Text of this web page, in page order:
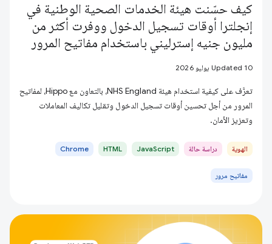
كيف حسّنت هيئة الخدمات الصحية الوطنية في
إنجلترا أوقات تسجيل الدخول ووفرت أكثر من
مليون جنيه إسترليني باستخدام مفاتيح المرور
Updated 10 يوليو 2026
تعرَّف على كيفية استخدام هيئة NHS England، بالتعاون مع Hippo، لمفاتيح
المرور من أجل تحسين أوقات تسجيل الدخول وتقليل تكاليف المعاملات
وتعزيز الأمان.
الهوية دراسة حالة JavaScript
HTML
Chrome
مفاتيح مرور